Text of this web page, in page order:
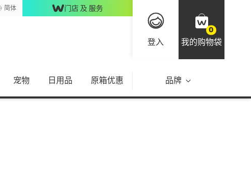
简体 门店 及 服务
登入
0
我的购物袋
宠物 日用品 原箱优惠 品牌